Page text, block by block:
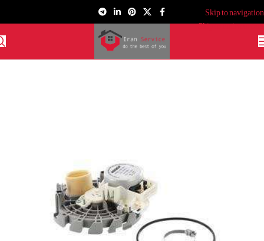
Skip to navigation
Skip to main content